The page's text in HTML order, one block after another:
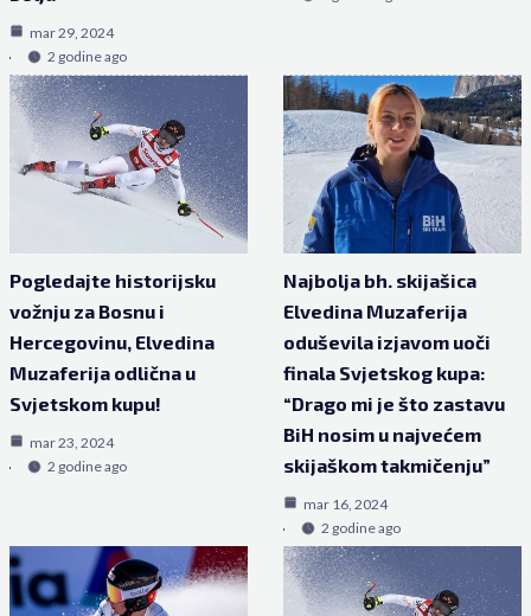
mar 29, 2024
2 godine ago
Pogledajte historijsku
vožnju za Bosnu i
Hercegovinu, Elvedina
Muzaferija odlična u
Svjetskom kupu!
mar 23, 2024
2 godine ago
Najbolja bh. skijašica
Elvedina Muzaferija
oduševila izjavom uoči
finala Svjetskog kupa:
“Drago mi je što zastavu
BiH nosim u najvećem
skijaškom takmičenju”
mar 16, 2024
2 godine ago